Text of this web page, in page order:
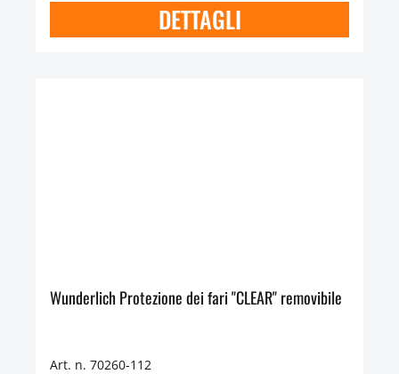
DETTAGLI
Wunderlich Protezione dei fari "CLEAR" removibile
Art. n. 70260-112